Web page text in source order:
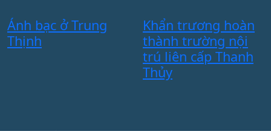
Ánh bạc ở Trung
Thịnh
Khẩn trương hoàn
thành trường nội
trú liên cấp Thanh
Thủy